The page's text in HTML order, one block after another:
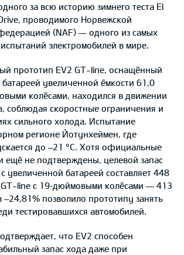
за всю историю зимнего теста El
проводимого Норвежской
(NAF) — одного из самых
электромобилей в мире.
прототип EV2 GT-line, оснащённый
увеличенной ёмкости 61,0
колёсами, находился в движении
соблюдая скоростные ограничения и
сильного холода. Испытание
регионе Йотунхеймен, где
до –21 °C. Хотя официальные
ещё не подтверждены, целевой запас
увеличенной батареей составляет 448
GT-line с 19‑дюймовыми колёсами — 413
–24,81% позволило прототипу занять
тестировавшихся автомобилей.
что EV2 способен
запас хода даже при